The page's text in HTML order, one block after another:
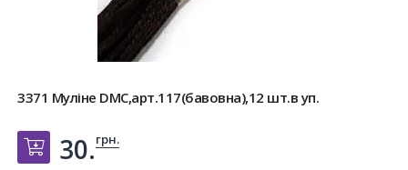
3371 Муліне DMC,арт.117(бавовна),12 шт.в уп.
Добавить в корзину
30.грн.